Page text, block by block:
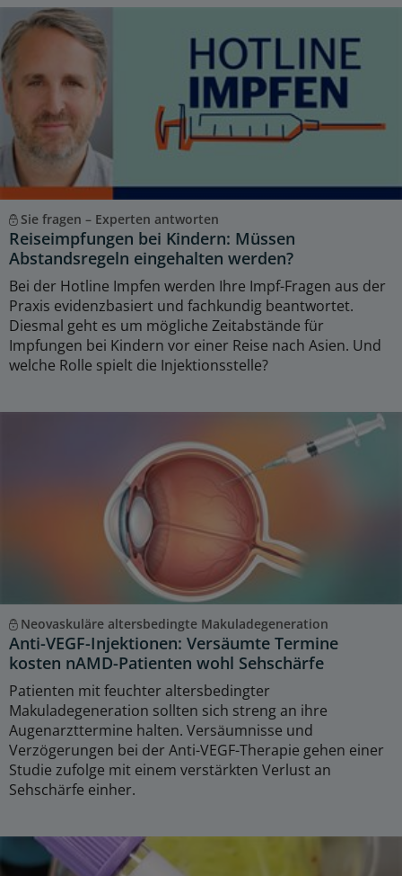
Sie fragen – Experten antworten
Reiseimpfungen bei Kindern: Müssen
Abstandsregeln eingehalten werden?
Bei der Hotline Impfen werden Ihre Impf-Fragen aus der
Praxis evidenzbasiert und fachkundig beantwortet.
Diesmal geht es um mögliche Zeitabstände für
Impfungen bei Kindern vor einer Reise nach Asien. Und
welche Rolle spielt die Injektionsstelle?
Neovaskuläre altersbedingte Makuladegeneration
Anti-VEGF-Injektionen: Versäumte Termine
kosten nAMD-Patienten wohl Sehschärfe
Patienten mit feuchter altersbedingter
Makuladegeneration sollten sich streng an ihre
Augenarzttermine halten. Versäumnisse und
Verzögerungen bei der Anti-VEGF-Therapie gehen einer
Studie zufolge mit einem verstärkten Verlust an
Sehschärfe einher.